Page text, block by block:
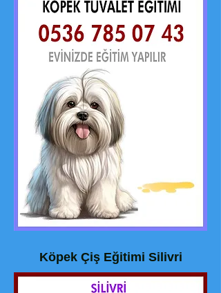
Köpek Çiş Eğitimi Silivri